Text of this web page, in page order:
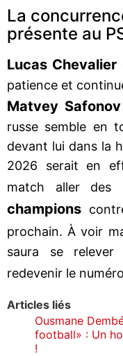
La
présente au
Lucas Chevalier
patience et
Matvey Safonov
russe semble en
devant lui dans la
2026 serait en
match aller des
champions
prochain. À voir
saura se
redevenir le
Articles liés
Ousmane
football» : Un
!